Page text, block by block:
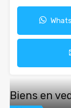
Biens en